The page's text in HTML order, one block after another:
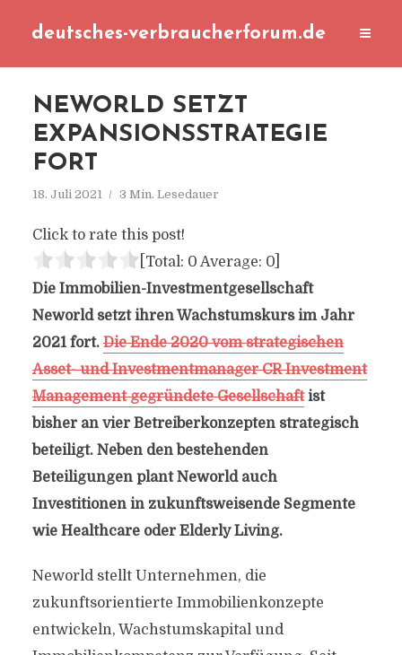
deutsches-verbraucherforum.de
NEWORLD SETZT
EXPANSIONSSTRATEGIE
FORT
18. Juli 2021 3 Min. Lesedauer
Click to rate this post!
[Total: 0 Average: 0]
Die Immobilien-Investmentgesellschaft
Neworld setzt ihren Wachstumskurs im Jahr
2021 fort.Die Ende 2020 vom strategischen
Asset- und Investmentmanager CR Investment
Management gegründete Gesellschaftist
bisher an vier Betreiberkonzepten strategisch
beteiligt. Neben den bestehenden
Beteiligungen plant Neworld auch
Investitionen in zukunftsweisende Segmente
wie Healthcare oder Elderly Living.
Neworld stellt Unternehmen, die
zukunftsorientierte Immobilienkonzepte
entwickeln, Wachstumskapital und